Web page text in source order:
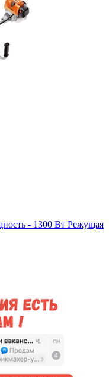
- 1300 Вт Режущая